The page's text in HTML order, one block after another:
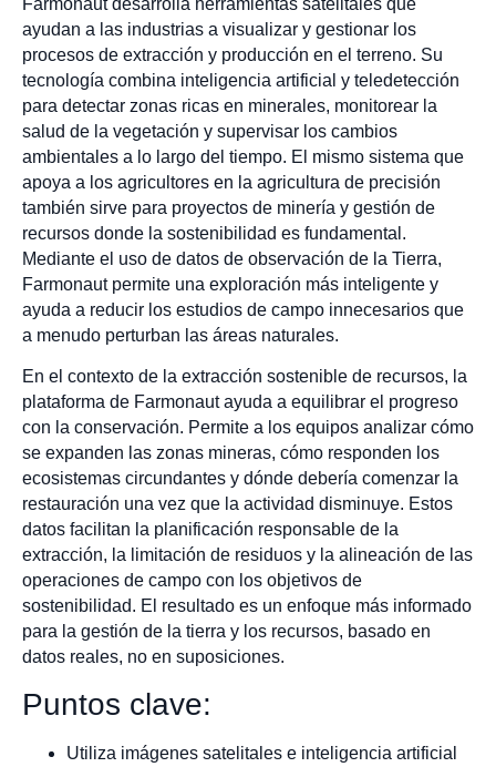
Farmonaut desarrolla herramientas satelitales que
ayudan a las industrias a visualizar y gestionar los
procesos de extracción y producción en el terreno. Su
tecnología combina inteligencia artificial y teledetección
para detectar zonas ricas en minerales, monitorear la
salud de la vegetación y supervisar los cambios
ambientales a lo largo del tiempo. El mismo sistema que
apoya a los agricultores en la agricultura de precisión
también sirve para proyectos de minería y gestión de
recursos donde la sostenibilidad es fundamental.
Mediante el uso de datos de observación de la Tierra,
Farmonaut permite una exploración más inteligente y
ayuda a reducir los estudios de campo innecesarios que
a menudo perturban las áreas naturales.
En el contexto de la extracción sostenible de recursos, la
plataforma de Farmonaut ayuda a equilibrar el progreso
con la conservación. Permite a los equipos analizar cómo
se expanden las zonas mineras, cómo responden los
ecosistemas circundantes y dónde debería comenzar la
restauración una vez que la actividad disminuye. Estos
datos facilitan la planificación responsable de la
extracción, la limitación de residuos y la alineación de las
operaciones de campo con los objetivos de
sostenibilidad. El resultado es un enfoque más informado
para la gestión de la tierra y los recursos, basado en
datos reales, no en suposiciones.
Puntos clave:
Utiliza imágenes satelitales e inteligencia artificial